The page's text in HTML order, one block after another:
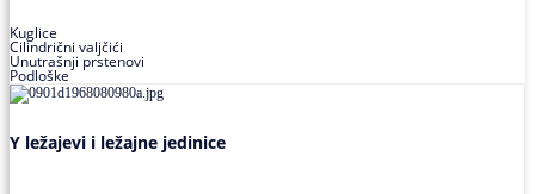
Kuglice
Cilindrični valjčići
Unutrašnji prstenovi
Podloške
Y ležajevi i ležajne jedinice